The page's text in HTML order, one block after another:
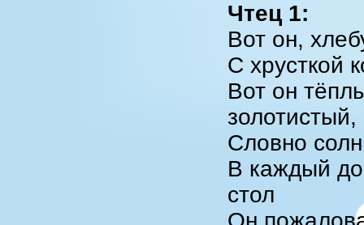
Чтец 1:
Вот он,
С хрусткой
Вот он
золотистый,
Словно
В каждый
стол